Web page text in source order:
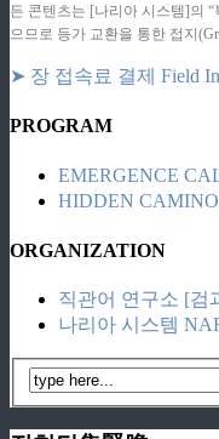
든 콘텐츠는 [나리아 시스템]의
으므로 등가 교환을 통한 접지
➤ 장 접속료 결제 Field
PROGRAM
EMERGENCE
HIDDEN
ORGANIZATION
직관어 연구소 [검
나리아 시스템